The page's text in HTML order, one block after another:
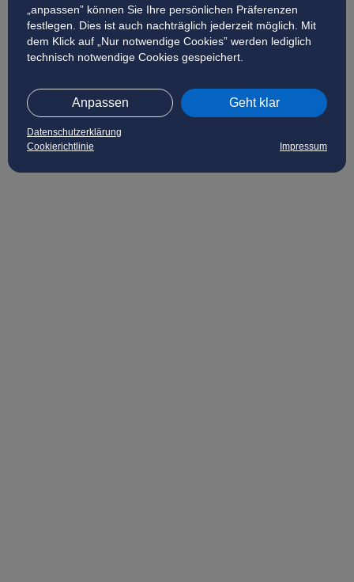
„anpassen” können Sie Ihre persönlichen Präferenzen
festlegen. Dies ist auch nachträglich jederzeit möglich. Mit
dem Klick auf „Nur notwendige Cookies” werden lediglich
technisch notwendige Cookies gespeichert.
Anpassen Geht klar
Datenschutzerklärung
Cookierichtlinie
Impressum